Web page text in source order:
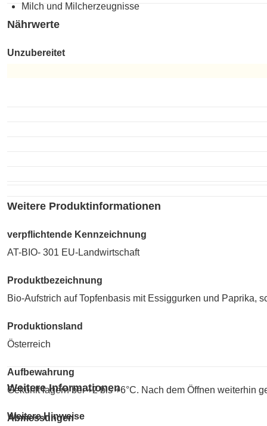
Milch und Milcherzeugnisse
Nährwerte
Unzubereitet
Weitere Produktinformationen
verpflichtende Kennzeichnung
AT-BIO- 301 EU-Landwirtschaft
Produktbezeichnung
Bio-Aufstrich auf Topfenbasis mit Essiggurken und Paprika,
Produktionsland
Österreich
Aufbewahrung
Gekühlt lagern bei +2 bis +6°C. Nach dem Öffnen weiterhin
Abmessungen
Weitere Informationen
Weitere Hinweise